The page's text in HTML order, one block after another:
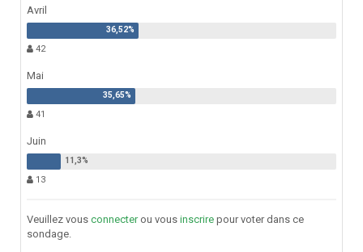
Avril
42
Mai
41
Juin
13
Veuillez vous connecterou vous inscrire pour voter dans ce
sondage.